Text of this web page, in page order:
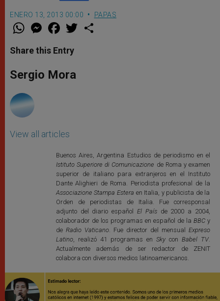
ENERO 13, 2013 00:00 PAPAS
W
t
s
p
p
M
e
s
e
g
e
F
a
e
b
o
k
w
Share this Entry
Sergio Mora
View all articles
Buenos Aires, Argentina Estudios de periodismo en el
Istituto Superiore di Comunicazione de Roma y examen
superior de italiano para extranjeros en el Instituto
Dante Alighieri de Roma. Periodista profesional de la
Associazione Stampa Estera en Italia, y publicista de la
Orden de periodistas de Italia. Fue corresponsal
adjunto del diario españolEl Paísde 2000 a 2004,
colaborador de los programas en español de la BBCy
de Radio Vaticano. Fue director del mensualExpreso
Latino, realizó 41 programas en Skycon Babel TV.
Actualmente además de ser redactor de ZENIT
colabora con diversos medios latinoamericanos.